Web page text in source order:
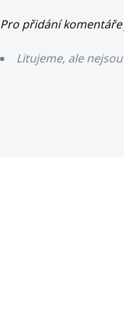
Pro přidání
Litujeme, ale